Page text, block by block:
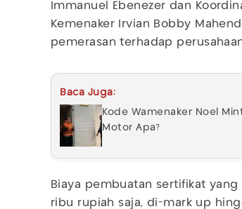
Immanuel Ebenezer dan
Kemenaker Irvian Bobby
pemerasan terhadap
Baca Juga:
Kode Wamenaker Noel
Motor Apa?
Biaya pembuatan sertifikat
ribu rupiah saja, di-mark up